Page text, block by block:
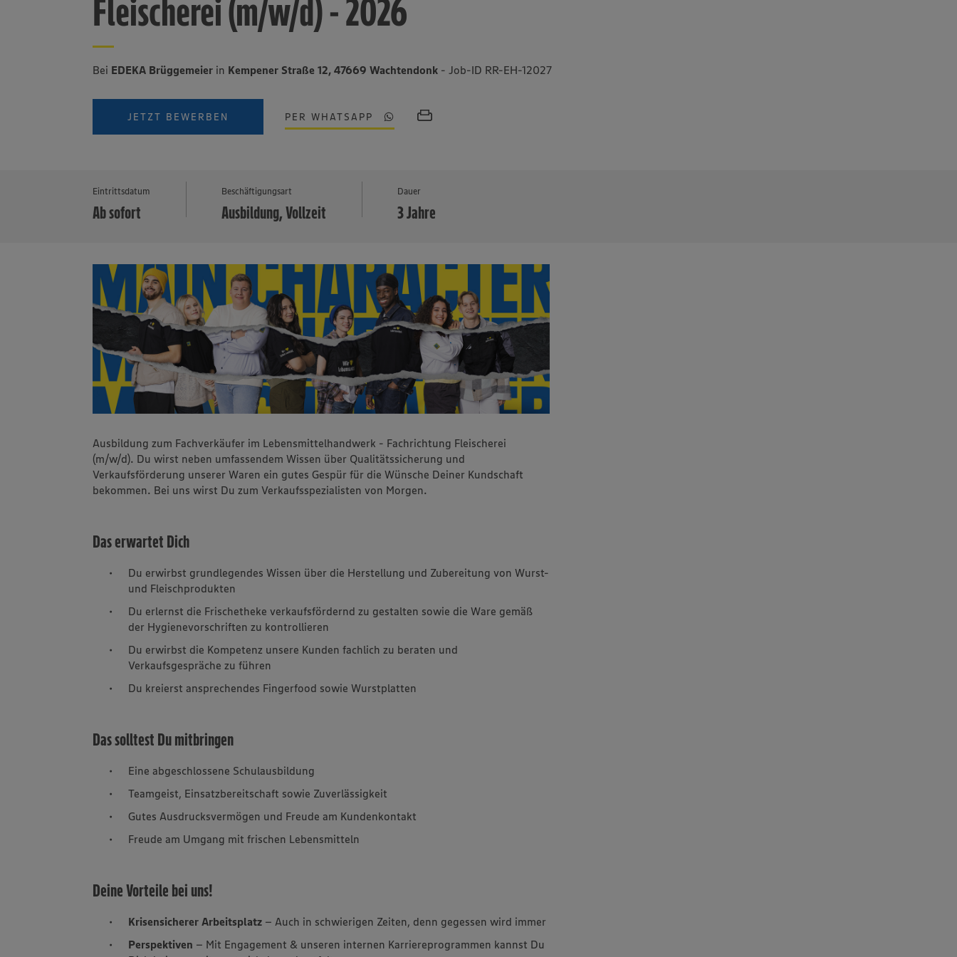
Fleischerei (m/w/d) - 2026
Bei EDEKA Brüggemeier in Kempener Straße 12, 47669 Wachtendonk - Job-ID RR-EH-12027
JETZT BEWERBEN PER WHATSAPP
Eintrittsdatum
Ab sofort
Beschäftigungsart
Ausbildung, Vollzeit
Dauer
3 Jahre
Ausbildung zum Fachverkäufer im Lebensmittelhandwerk - Fachrichtung Fleischerei
(m/w/d). Du wirst neben umfassendem Wissen über Qualitätssicherung und
Verkaufsförderung unserer Waren ein gutes Gespür für die Wünsche Deiner Kundschaft
bekommen. Bei uns wirst Du zum Verkaufsspezialisten von Morgen.
Das erwartet Dich
Du erwirbst grundlegendes Wissen über die Herstellung und Zubereitung von Wurst-
und Fleischprodukten
Du erlernst die Frischetheke verkaufsfördernd zu gestalten sowie die Ware gemäß
der Hygienevorschriften zu kontrollieren
Du erwirbst die Kompetenz unsere Kunden fachlich zu beraten und
Verkaufsgespräche zu führen
Du kreierst ansprechendes Fingerfood sowie Wurstplatten
Das solltest Du mitbringen
Eine abgeschlossene Schulausbildung
Teamgeist, Einsatzbereitschaft sowie Zuverlässigkeit
Gutes Ausdrucksvermögen und Freude am Kundenkontakt
Freude am Umgang mit frischen Lebensmitteln
Deine Vorteile bei uns!
Krisensicherer Arbeitsplatz – Auch in schwierigen Zeiten, denn gegessen wird immer
Perspektiven – Mit Engagement & unseren internen Karriereprogrammen kannst Du